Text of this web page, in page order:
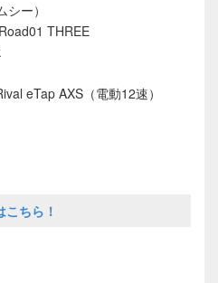
ー）
THREE
eTap AXS（電動12速）
こちら！